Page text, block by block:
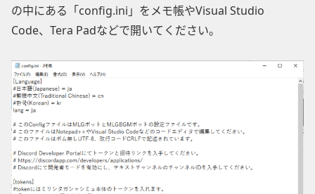
の中にある「config.ini」をメモ帳やVisual Studio
Code、Tera Padなどで開いてください。